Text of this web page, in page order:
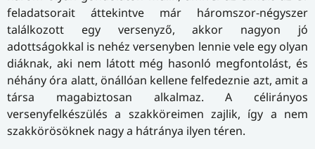
feladatsorait áttekintve már háromszor-négyszer
találkozott egy versenyző, akkor nagyon jó
adottságokkal is nehéz versenyben lennie vele egy olyan
diáknak, aki nem látott még hasonló megfontolást, és
néhány óra alatt, önállóan kellene felfedeznie azt, amit a
társa magabiztosan alkalmaz. A célirányos
versenyfelkészülés a szakköreimen zajlik, így a nem
szakkörösöknek nagy a hátránya ilyen téren.